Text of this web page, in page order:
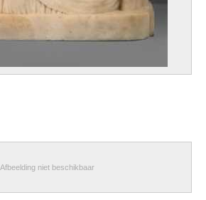
Afbeelding niet beschikbaar